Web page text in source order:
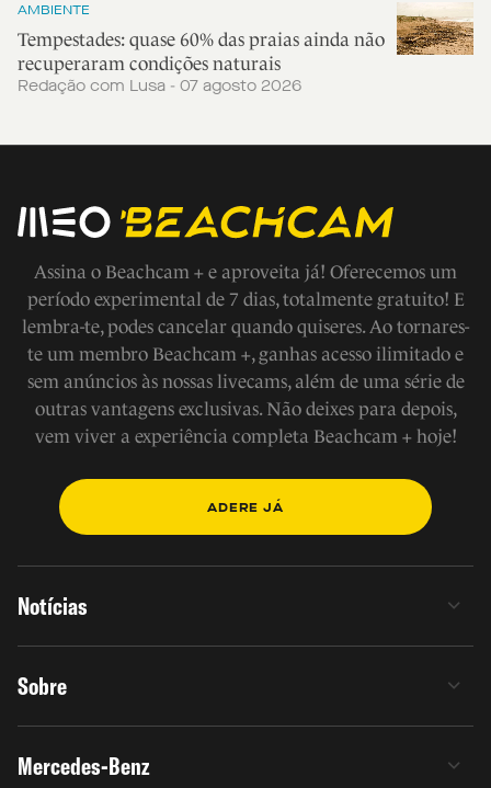
AMBIENTE
Tempestades: quase 60% das praias ainda não
recuperaram condições naturais
Redação com Lusa - 07 agosto 2026
Assina o Beachcam + e aproveita já! Oferecemos um
período experimental de 7 dias, totalmente gratuito! E
lembra-te, podes cancelar quando quiseres. Ao tornares-
te um membro Beachcam +, ganhas acesso ilimitado e
sem anúncios às nossas livecams, além de uma série de
outras vantagens exclusivas. Não deixes para depois,
vem viver a experiência completa Beachcam + hoje!
ADERE JÁ
Notícias
Sobre
Mercedes-Benz